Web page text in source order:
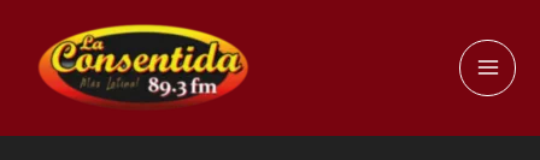
contenido